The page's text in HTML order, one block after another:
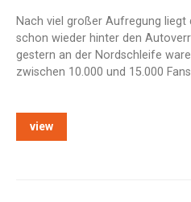
Nach viel großer Aufregung liegt
schon wieder hinter den
gestern an der Nordschleife
zwischen 10.000 und 15.000
view